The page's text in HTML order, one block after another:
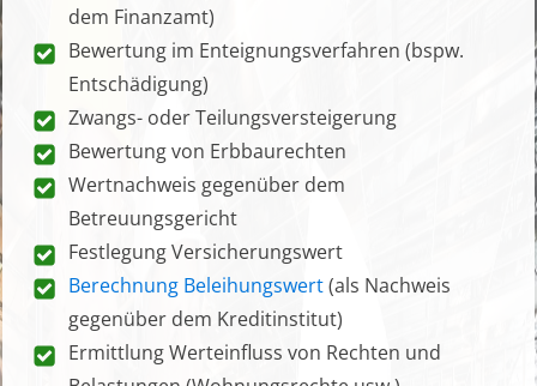
dem Finanzamt)
Bewertung im Enteignungsverfahren (bspw.
Entschädigung)
Zwangs- oder Teilungsversteigerung
Bewertung von Erbbaurechten
Wertnachweis gegenüber dem
Betreuungsgericht
Festlegung Versicherungswert
Berechnung Beleihungswert(als Nachweis
gegenüber dem Kreditinstitut)
Ermittlung Werteinfluss von Rechten und